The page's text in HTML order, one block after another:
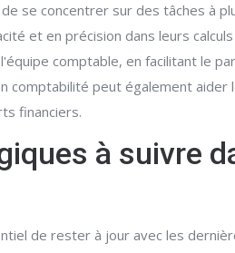
se concentrer sur des tâches à
et en précision dans leurs
comptable, en facilitant le
comptabilité peut également
financiers.
à suivre
de rester à jour avec les